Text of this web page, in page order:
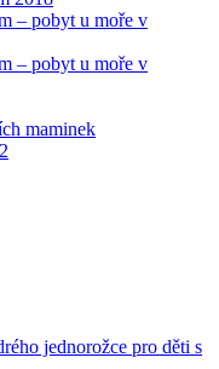
– pobyt u moře v
– pobyt u moře v
maminek
jednorožce pro děti s